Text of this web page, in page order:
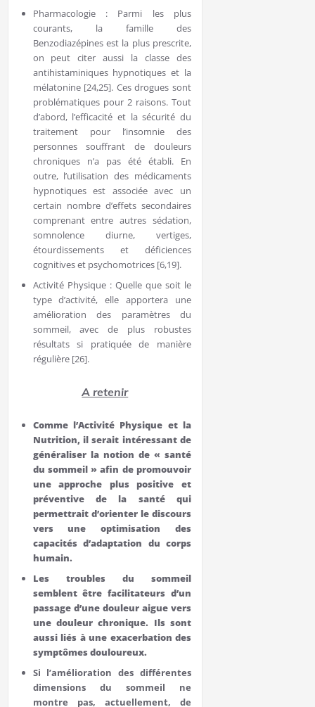
Pharmacologie : Parmi les plus
courants, la famille des
Benzodiazépines est la plus prescrite,
on peut citer aussi la classe des
antihistaminiques hypnotiques et la
mélatonine [24,25]. Ces drogues sont
problématiques pour 2 raisons. Tout
d’abord, l’efficacité et la sécurité du
traitement pour l’insomnie des
personnes souffrant de douleurs
chroniques n’a pas été établi. En
outre, l’utilisation des médicaments
hypnotiques est associée avec un
certain nombre d’effets secondaires
comprenant entre autres sédation,
somnolence diurne, vertiges,
étourdissements et déficiences
cognitives et psychomotrices [6,19].
Activité Physique : Quelle que soit le
type d’activité, elle apportera une
amélioration des paramètres du
sommeil, avec de plus robustes
résultats si pratiquée de manière
régulière [26].
A retenir
Comme l’Activité Physique et la
Nutrition, il serait intéressant de
généraliser la notion de « santé
du sommeil » afin de promouvoir
une approche plus positive et
préventive de la santé qui
permettrait d’orienter le discours
vers une optimisation des
capacités d’adaptation du corps
humain.
Les troubles du sommeil
semblent être facilitateurs d’un
passage d’une douleur aigue vers
une douleur chronique. Ils sont
aussi liés à une exacerbation des
symptômes douloureux.
Si l’amélioration des différentes
dimensions du sommeil ne
montre pas, actuellement, de